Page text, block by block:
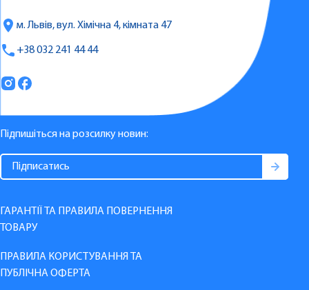
м. Львів, вул. Хімічна 4, кімната 47
+38 032 241 44 44
Підпишіться на розсилку новин:
ГАРАНТІЇ ТА ПРАВИЛА ПОВЕРНЕННЯ
ТОВАРУ
ПРАВИЛА КОРИСТУВАННЯ ТА
ПУБЛІЧНА ОФЕРТА